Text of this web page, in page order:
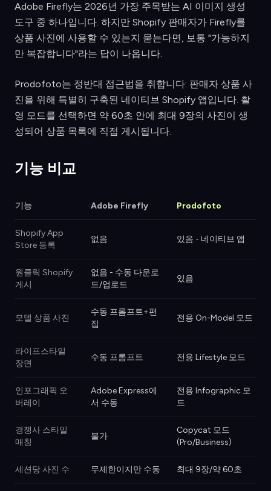
Adobe Firefly는 2026년 가장 주목받는 AI 이미지 생성
도구 중 하나입니다. 하지만 Shopify 판매자가 Firefly를
상품 사진에 사용할 수 있는지 묻는다면, 보통 "가능하지
만 복잡합니다"라는 답이 나옵니다.
Prodofoto는 정반대 접근법을 취합니다: 판매자 상품 사
진을 위해 특별히 구축된 네이티브 Shopify 앱입니다. 촬
영 모드를 선택하면 약 60초 안에 최대 9장의 사진이 생
성되어 상품 목록에 직접 게시됩니다.
기능 비교
기능 Adobe Firefly Prodofoto
Shopify App
Store 등록
없음 있음 - 네이티브 앱
원클릭 Shopify
게시
없음 - 수동 다운로
드/업로드
있음
모델 상품 사진
수동 프롬프트+편
집
전용 On-Model 모드
라이프스타일
장면
수동 프롬프트 전용 Lifestyle 모드
인포그래픽 오
버레이
Adobe Express에
서 수동
전용 Infographic 모
드
경쟁사 스타일
매칭
불가
Copycat 모드
(Pro/Business)
세션당 사진 수 무제한이지만 수동 최대 9장/약 60초